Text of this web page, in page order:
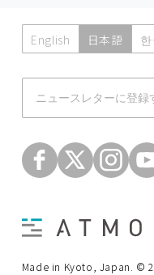
English 日本語
Atmoph News
Made in Kyoto, Japan. ©